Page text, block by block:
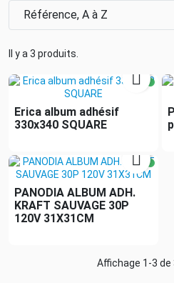
Il y a 3 produits.
Référence, A à Z

Erica album adhésif
330x340 SQUARE

PANODIA ALBUM ADH.
KRAFT SAUVAGE 30P
120V 31X31CM
Affichage 1-3